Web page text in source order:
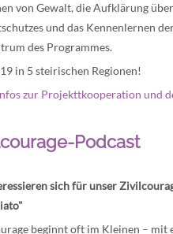
von Gewalt, die Aufklärung
und das Kennenlernen
des Programmes.
in 5 steirischen Regionen!
zur Projekttkooperation und
Podcast
sich für unser
beginnt oft im Kleinen – mit